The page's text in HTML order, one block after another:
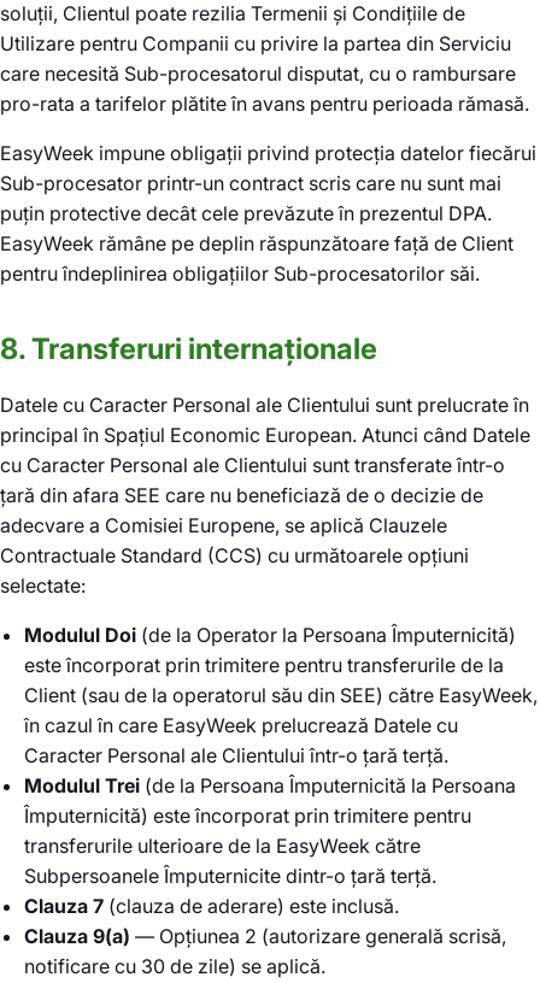
soluții, Clientul poate rezilia Termenii și Condițiile de
Utilizare pentru Companii cu privire la partea din Serviciu
care necesită Sub-procesatorul disputat, cu o rambursare
pro-rata a tarifelor plătite în avans pentru perioada rămasă.
EasyWeek impune obligații privind protecția datelor fiecărui
Sub-procesator printr-un contract scris care nu sunt mai
puțin protective decât cele prevăzute în prezentul DPA.
EasyWeek rămâne pe deplin răspunzătoare față de Client
pentru îndeplinirea obligațiilor Sub-procesatorilor săi.
8. Transferuri internaționale
Datele cu Caracter Personal ale Clientului sunt prelucrate în
principal în Spațiul Economic European. Atunci când Datele
cu Caracter Personal ale Clientului sunt transferate într-o
țară din afara SEE care nu beneficiază de o decizie de
adecvare a Comisiei Europene, se aplică Clauzele
Contractuale Standard (CCS) cu următoarele opțiuni
selectate:
Modulul Doi (de la Operator la Persoana Împuternicită)
este încorporat prin trimitere pentru transferurile de la
Client (sau de la operatorul său din SEE) către EasyWeek,
în cazul în care EasyWeek prelucrează Datele cu
Caracter Personal ale Clientului într-o țară terță.
Modulul Trei (de la Persoana Împuternicită la Persoana
Împuternicită) este încorporat prin trimitere pentru
transferurile ulterioare de la EasyWeek către
Subpersoanele Împuternicite dintr-o țară terță.
Clauza 7 (clauza de aderare) este inclusă.
Clauza 9(a) — Opțiunea 2 (autorizare generală scrisă,
notificare cu 30 de zile) se aplică.